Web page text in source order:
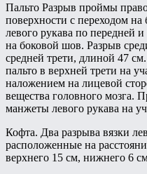
Пальто Разрыв проймы
поверхности с переходом
левого рукава по передней
на боковой шов. Разрыв
средней трети, длиной 47
пальто в верхней трети на
наложением на лицевой
вещества головного мозга.
манжеты левого рукава на
Кофта. Два разрыва вязки
расположенные на
верхнего 15 см, нижнего 6